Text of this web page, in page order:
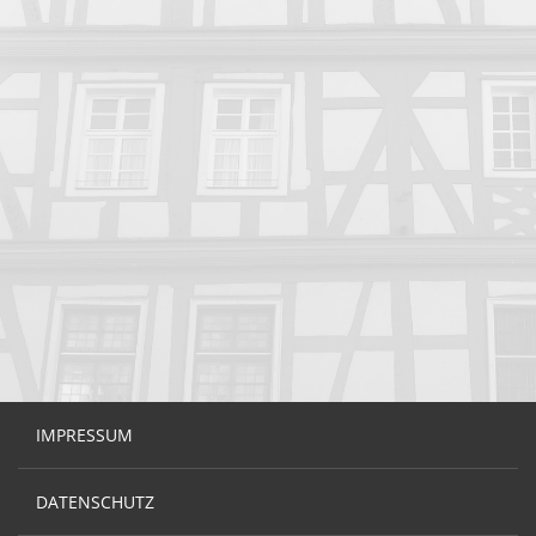
IMPRESSUM
DATENSCHUTZ